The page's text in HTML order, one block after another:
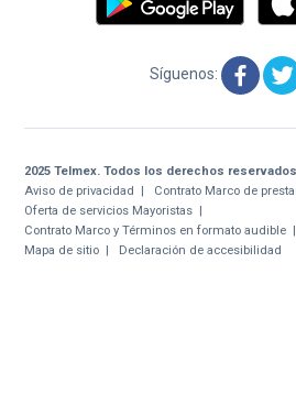
Síguenos:
2025 Telmex. Todos los derechos reservados
Aviso de privacidad
Contrato Marco de
Oferta de servicios Mayoristas
Contrato Marco y Términos en formato audible
Mapa de sitio
Declaración de accesibilidad